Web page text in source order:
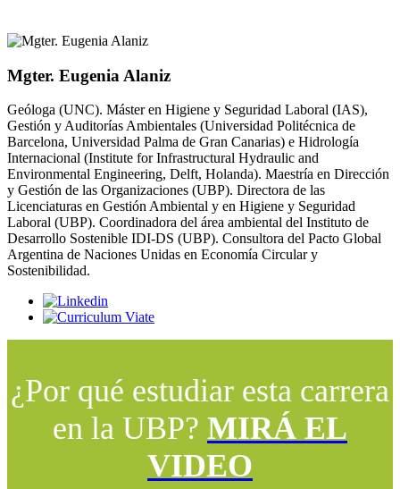
Mgter. Eugenia Alaniz
Geóloga (UNC). Máster en Higiene y Seguridad Laboral (IAS),
Gestión y Auditorías Ambientales (Universidad Politécnica de
Barcelona, Universidad Palma de Gran Canarias) e Hidrología
Internacional (Institute for Infrastructural Hydraulic and
Environmental Engineering, Delft, Holanda). Maestría en Dirección
y Gestión de las Organizaciones (UBP). Directora de las
Licenciaturas en Gestión Ambiental y en Higiene y Seguridad
Laboral (UBP). Coordinadora del área ambiental del Instituto de
Desarrollo Sostenible IDI-DS (UBP). Consultora del Pacto Global
Argentina de Naciones Unidas en Economía Circular y
Sostenibilidad.
¿Por qué estudiar esta carrera
en la UBP? MIRÁ EL
VIDEO